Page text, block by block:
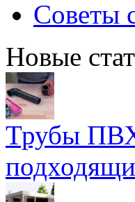
Советы
Новые
Трубы ПВХ